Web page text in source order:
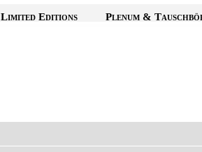
Limited Editions Plenum &